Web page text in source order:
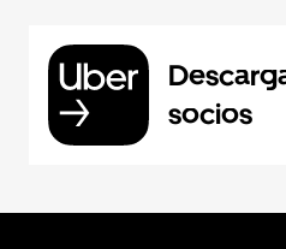
socios